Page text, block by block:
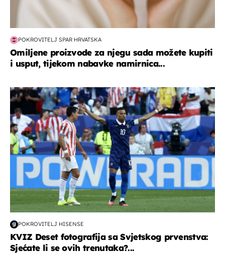
POKROVITELJ SPAR HRVATSKA
Omiljene proizvode za njegu sada možete kupiti
i usput, tijekom nabavke namirnica...
svjetsko prvenstvo 2026
POKROVITELJ HISENSE
KVIZ Deset fotografija sa Svjetskog prvenstva:
Sjećate li se ovih trenutaka?...